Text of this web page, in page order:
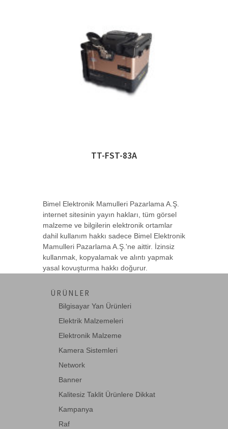
DS-32PORTCONC
8 Port Concentrator
JDSU-LB220-BT
Lil' Buttie Pro Test Set with bed of nails
cord s-->
cihazlar için-->
Tell-All™ Indicator Phone and Data Line
Ide-->
JDSU-TP312
Resi-Tester TM cihazları için 1 Set (1 ile
TT-FST-83A
Bimel Elektronik Mamulleri Pazarlama A.Ş.
internet sitesinin yayın hakları, tüm görsel
malzeme ve bilgilerin elektronik ortamlar
dahil kullanım hakkı sadece Bimel Elektronik
Mamulleri Pazarlama A.Ş.'ne aittir. İzinsiz
kullanmak, kopyalamak ve alıntı yapmak
yasal kovuşturma hakkı doğurur.
ÜRÜNLER
Bilgisayar Yan Ürünleri
Elektrik Malzemeleri
Elektronik Malzeme
Kamera Sistemleri
Network
Banner
Kalitesiz Taklit Ürünlere Dikkat
Kampanya
Raf